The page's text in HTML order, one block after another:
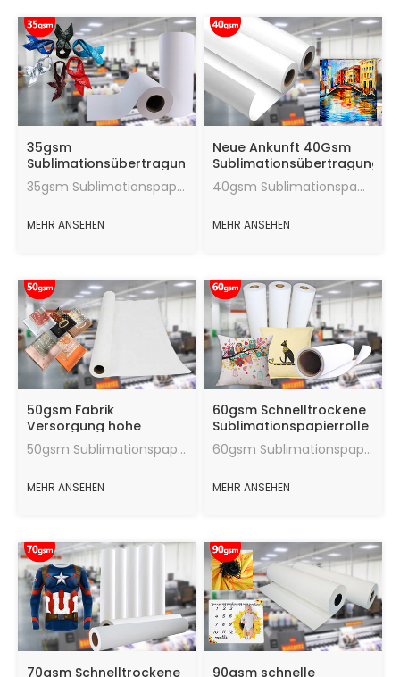
35gsm
Sublimationsübertragungspapier
für den digitalen Druck
Hijab-Schal
35gsm Sublimationspapier, Übertragungsrate 95%, guter Wärmeübertragungseffekt, die maximale Menge an Tinte, schnelle Trocknungsgeschwindigkeit, läuft in gutem Zustand.
MEHR ANSEHEN
Neue Ankunft 40Gsm
für den digitalen Druck40gsm Sublimationspapier, Übertragungsrate, gute Wärmeübertragungswirkung, die maximale Menge an Tinte, schnelle Trocknungsgeschwindigkeit, laufend in gutem Zustand.
MEHR ANSEHEN
50gsm Fabrik
Versorgung hohe
Qualität Jumbo Roll
Sublimation Papier
50gsm Sublimationspapier, Übertragungsrate, gute Wärmeübertragungswirkung, die maximale Menge an Tinte, schnelle Trocknungsgeschwindigkeit, laufend in gutem Zustand.
MEHR ANSEHEN
60gsm Schnelltrockene
Sublimationspapierrolle
für Polyestergewebe
60gsm Sublimationspapier, Übertragungsrate, gute Wärmeübertragungswirkung, die maximale Menge an Tinte, schnelle Trocknungsgeschwindigkeit, läuft in gutem Zustand.
MEHR ANSEHEN
70gsm Schnelltrockene
90gsm schnelle